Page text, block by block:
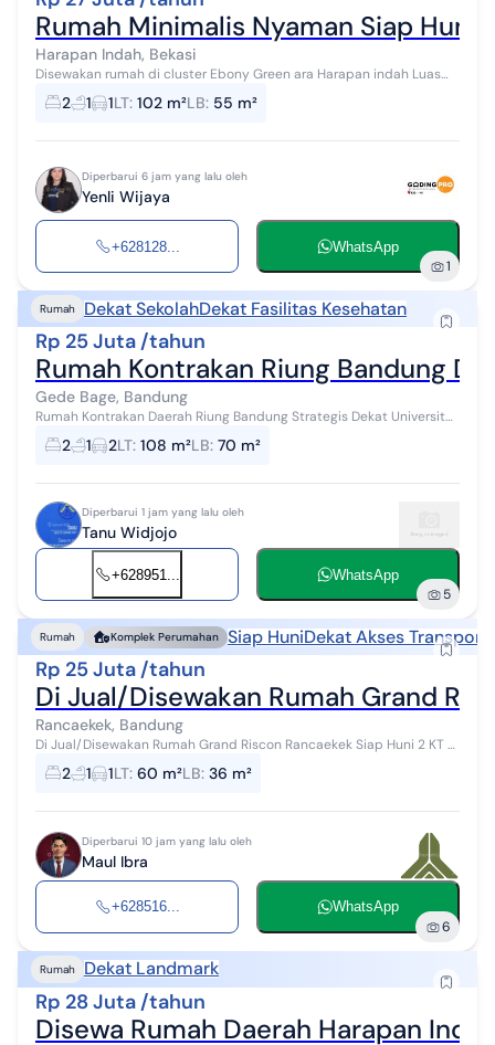
Rumah Minimalis Nyaman Siap Huni
Harapan Indah, Bekasi
Disewakan rumah di cluster Ebony Green ara Harapan indah Luas
tanah 102 Luas bangunan 55 Kamar tidur 2 Kamar mandi 1 Dapur
Carport Listrik 1300 Ha...
2 1 1LT: 102 m²LB: 55 m²
Diperbarui 6 jam yang lalu oleh
Yenli Wijaya
+628128... WhatsApp
1
Rumah Dekat SekolahDekat Fasilitas Kesehatan
Rp 25 Juta /tahun
Rumah Kontrakan Riung Bandung
Gede Bage, Bandung
Rumah Kontrakan Daerah Riung Bandung Strategis Dekat Universitas
UIN Dekat RS Al Islam
2 1 2LT: 108 m²LB: 70 m²
Diperbarui 1 jam yang lalu oleh
Tanu Widjojo
+628951... WhatsApp
5
Rumah Komplek Perumahan Siap HuniDekat Akses
Rp 25 Juta /tahun
Di Jual/Disewakan Rumah Grand
Rancaekek, Bandung
Di Jual/Disewakan Rumah Grand Riscon Rancaekek Siap Huni 2 KT -
1 KM - 36 m2 *Spesifikasi dan Keterangan* * Luas bangunan 36 *
Luas tanah 60 * Kam...
2 1 1LT: 60 m²LB: 36 m²
Diperbarui 10 jam yang lalu oleh
Maul Ibra
+628516... WhatsApp
6
Rumah Dekat Landmark
Rp 28 Juta /tahun
Disewa Rumah Daerah Harapan